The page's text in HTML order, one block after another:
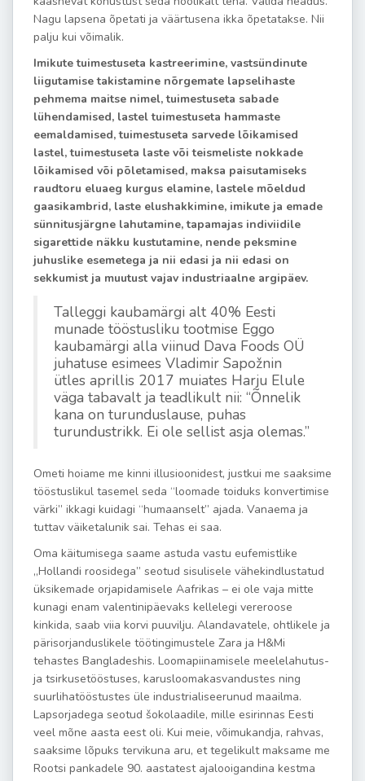
Nagu lapsena õpetati ja väärtusena ikka õpetatakse. Nii
palju kui võimalik.
Imikute tuimestuseta kastreerimine, vastsündinute
liigutamise takistamine nõrgemate lapselihaste
pehmema maitse nimel, tuimestuseta sabade
lühendamised, lastel tuimestuseta hammaste
eemaldamised, tuimestuseta sarvede lõikamised
lastel, tuimestuseta laste või teismeliste nokkade
lõikamised või põletamised, maksa paisutamiseks
raudtoru eluaeg kurgus elamine, lastele mõeldud
gaasikambrid, laste elushakkimine, imikute ja emade
sünnitusjärgne lahutamine, tapamajas indiviidile
sigarettide näkku kustutamine, nende peksmine
juhuslike esemetega ja nii edasi ja nii edasi on
sekkumist ja muutust vajav industriaalne argipäev.
Talleggi kaubamärgi alt 40% Eesti
munade tööstusliku tootmise Eggo
kaubamärgi alla viinud Dava Foods OÜ
juhatuse esimees Vladimir Sapožnin
ütles aprillis 2017 muiates Harju Elule
väga tabavalt ja teadlikult nii: “Õnnelik
kana on turunduslause, puhas
turundustrikk. Ei ole sellist asja olemas.”
Ometi hoiame me kinni illusioonidest, justkui me saaksime
tööstuslikul tasemel seda “loomade toiduks konvertimise
värki” ikkagi kuidagi “humaanselt” ajada. Vanaema ja
tuttav väiketalunik sai. Tehas ei saa.
Oma käitumisega saame astuda vastu eufemistlike
„Hollandi roosidega” seotud sisulisele vähekindlustatud
üksikemade orjapidamisele Aafrikas – ei ole vaja mitte
kunagi enam valentinipäevaks kellelegi vereroose
kinkida, saab viia korvi puuvilju. Alandavatele, ohtlikele ja
pärisorjanduslikele töötingimustele Zara ja H&Mi
tehastes Bangladeshis. Loomapiinamisele meelelahutus-
ja tsirkusetööstuses, karusloomakasvandustes ning
suurlihatööstustes üle industrialiseerunud maailma.
Lapsorjadega seotud šokolaadile, mille esirinnas Eesti
veel mõne aasta eest oli. Kui meie, võimukandja, rahvas,
saaksime lõpuks tervikuna aru, et tegelikult maksame me
Rootsi pankadele 90. aastatest ajalooigandina kestma